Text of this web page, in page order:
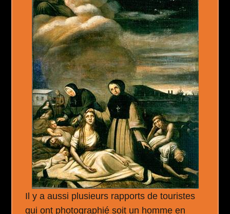
Il y a aussi plusieurs rapports de touristes
qui ont photographié soit un homme en